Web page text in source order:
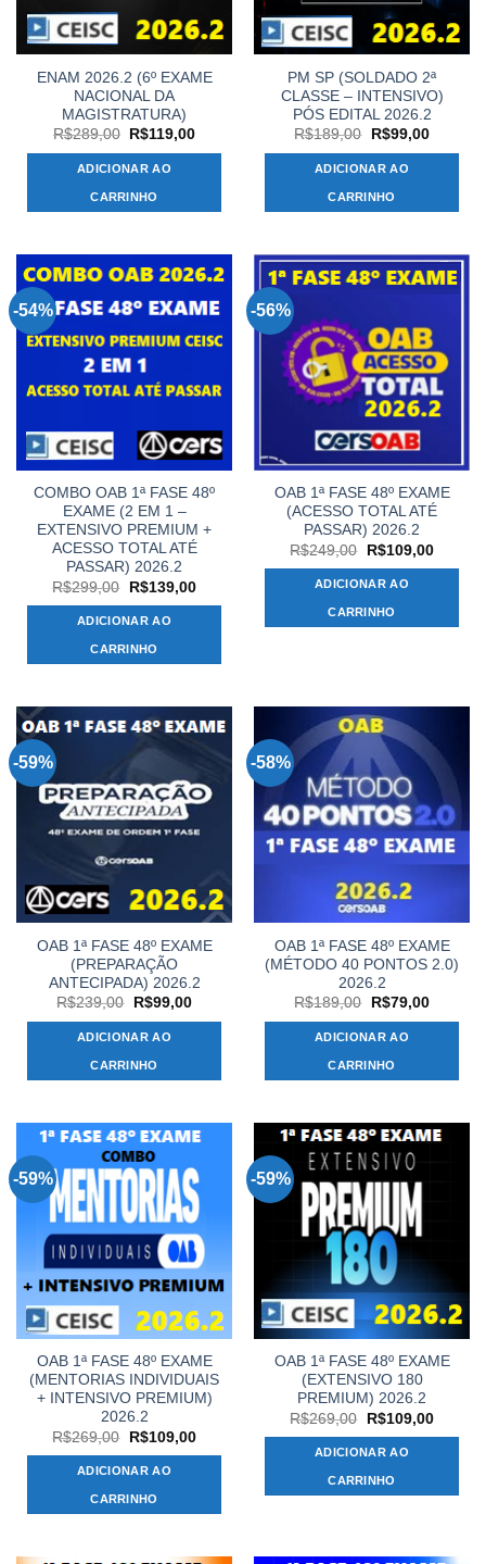
ENAM 2026.2 (6º EXAME
NACIONAL DA
MAGISTRATURA)
R$289,00
O
original
era:
R$289,00.
R$119,00O
ADICIONAR AO
CARRINHO
PM SP (SOLDADO 2ª
CLASSE – INTENSIVO)
PÓS EDITAL 2026.2
R$189,00
O
original
era:
R$189,00.
R$99,00O
ADICIONAR AO
CARRINHO
-54%
COMBO OAB 1ª FASE 48º
EXAME (2 EM 1 –
EXTENSIVO PREMIUM +
ACESSO TOTAL ATÉ
PASSAR) 2026.2
R$299,00
O
original
era:
R$299,00.
R$139,00O
ADICIONAR AO
CARRINHO
-56%
OAB 1ª FASE 48º EXAME
(ACESSO TOTAL ATÉ
PASSAR) 2026.2
R$249,00
O
original
era:
R$249,00.
R$109,00O
ADICIONAR AO
CARRINHO
-59%
OAB 1ª FASE 48º EXAME
(PREPARAÇÃO
ANTECIPADA) 2026.2
R$239,00
O
original
era:
R$239,00.
R$99,00O
ADICIONAR AO
CARRINHO
-58%
OAB 1ª FASE 48º EXAME
(MÉTODO 40 PONTOS 2.0)
2026.2
R$189,00
O
original
era:
R$189,00.
R$79,00O
ADICIONAR AO
CARRINHO
-59%
OAB 1ª FASE 48º EXAME
(MENTORIAS INDIVIDUAIS
+ INTENSIVO PREMIUM)
2026.2
R$269,00
O
original
era:
R$269,00.
R$109,00O
R$109,00.
ADICIONAR AO
CARRINHO
-59%
OAB 1ª FASE 48º EXAME
(EXTENSIVO 180
PREMIUM) 2026.2
R$269,00
O
original
era:
R$269,00.
R$109,00O
ADICIONAR AO
CARRINHO